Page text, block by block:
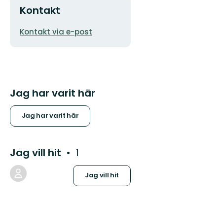
Kontakt
E-
Kontakt via e-post
Jag har varit här
Jag har varit här
Jag vill hit 1
Jag vill hit